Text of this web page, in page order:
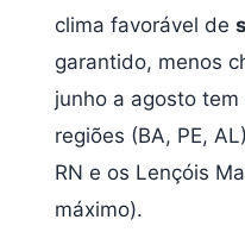
clima favorável de
garantido, menos
junho a agosto
regiões (BA, PE,
RN e os Lençóis
máximo).